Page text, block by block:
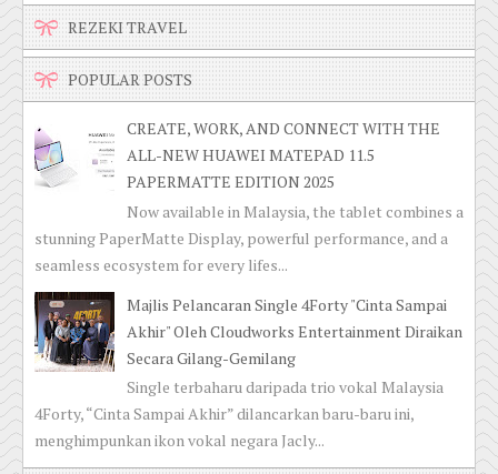
REZEKI TRAVEL
POPULAR POSTS
CREATE, WORK, AND CONNECT WITH THE
ALL-NEW HUAWEI MATEPAD 11.5
PAPERMATTE EDITION 2025
Now available in Malaysia, the tablet combines a
stunning PaperMatte Display, powerful performance, and a
seamless ecosystem for every lifes...
Majlis Pelancaran Single 4Forty "Cinta Sampai
Akhir" Oleh Cloudworks Entertainment Diraikan
Secara Gilang-Gemilang
Single terbaharu daripada trio vokal Malaysia
4Forty, “Cinta Sampai Akhir” dilancarkan baru-baru ini,
menghimpunkan ikon vokal negara Jacly...